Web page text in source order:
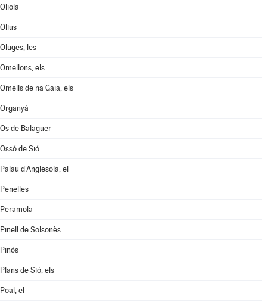
Oliola
Olius
Oluges, les
Omellons, els
Omells de na Gaia, els
Organyà
Os de Balaguer
Ossó de Sió
Palau d'Anglesola, el
Penelles
Peramola
Pinell de Solsonès
Pinós
Plans de Sió, els
Poal, el